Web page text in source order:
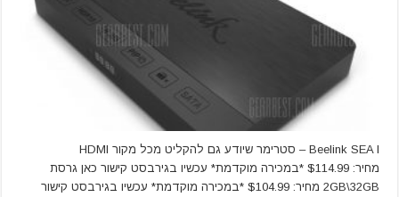
Beelink SEA I – סטרימר שיודע גם להקליט מכל מקור HDMI
מחיר: $114.99 *במכירה מוקדמת* עכשיו בגירבסט קישור כאן גרסת
2GB\32GB מחיר: $104.99 *במכירה מוקדמת* עכשיו בגירבסט קישור